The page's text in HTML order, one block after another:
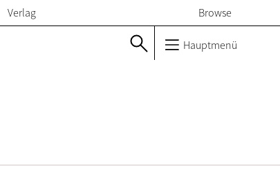
Verlag Browse
Hauptmenü